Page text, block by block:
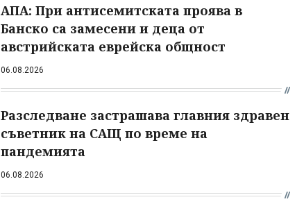
АПА: При антисемитската проява в
Банско са замесени и деца от
австрийската еврейска общност
06.08.2026
Разследване застрашава главния здравен
съветник на САЩ по време на
пандемията
06.08.2026